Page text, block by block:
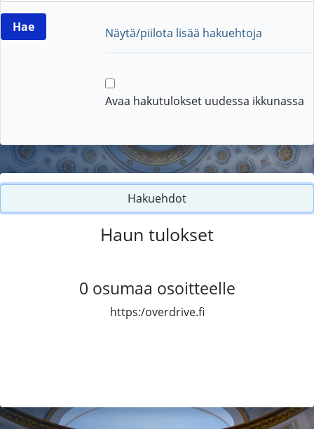
Näytä/piilota lisää hakuehtoja
Avaa hakutulokset uudessa ikkunassa
Hakuehdot
Haun tulokset
0 osumaa osoitteelle
https:/overdrive.fi